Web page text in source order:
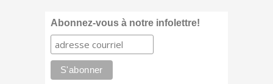
Abonnez-vous à notre infolettre!